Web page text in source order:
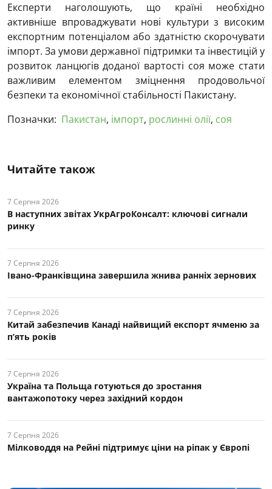
Експерти наголошують, що країні необхідно
активніше впроваджувати нові культури з високим
експортним потенціалом або здатністю скорочувати
імпорт. За умови державної підтримки та інвестицій у
розвиток ланцюгів доданої вартості соя може стати
важливим елементом зміцнення продовольчої
безпеки та економічної стабільності Пакистану.
Позначки: Пакистан, імпорт, рослинні олії, соя
Читайте також
7 Серпня 2026
В наступних звітах УкрАгроКонсалт: ключові cигнали
ринку
7 Серпня 2026
Івано-Франківщина завершила жнива ранніх зернових
7 Серпня 2026
Китай забезпечив Канаді найвищий експорт ячменю за
п’ять років
7 Серпня 2026
Україна та Польща готуються до зростання
вантажопотоку через західний кордон
7 Серпня 2026
Мілководдя на Рейні підтримує ціни на ріпак у Європі